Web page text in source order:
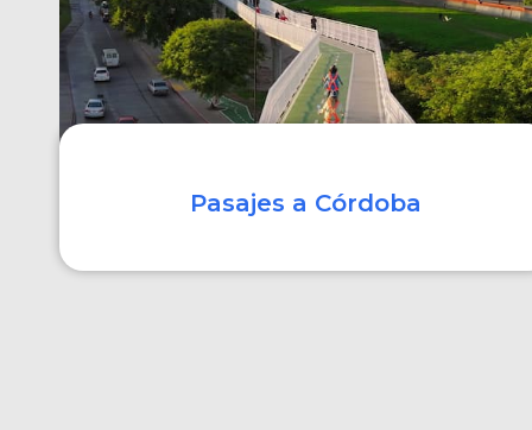
Pasajes a Córdoba